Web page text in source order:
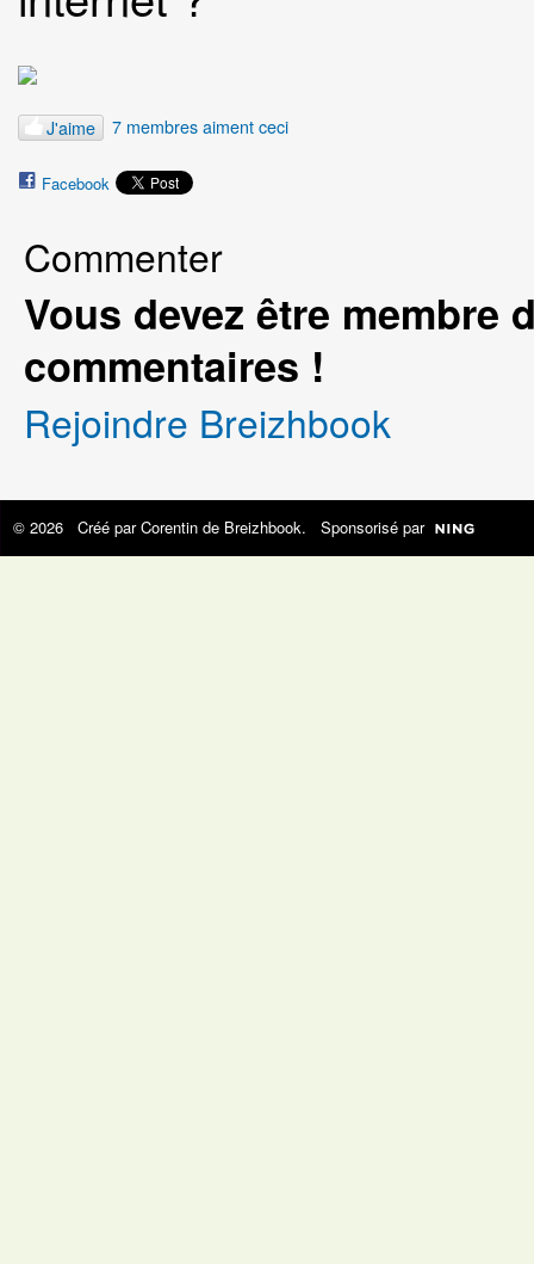
J'aime 7 membres aiment ceci
Facebook
Commenter
Vous devez être membre
commentaires !
Rejoindre Breizhbook
© 2026 Créé parCorentin de Breizhbook. Sponsorisé par